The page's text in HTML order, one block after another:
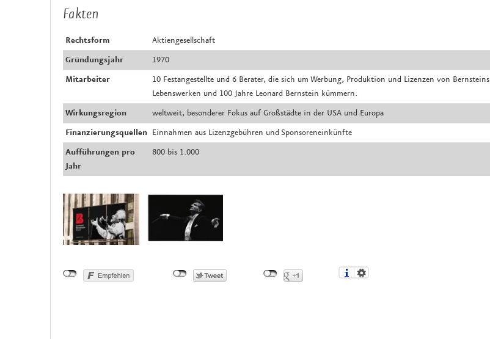
Fakten
Rechtsform
Aktiengesellschaft
Gründungsjahr
1970
Mitarbeiter
10 Festangestellte und 6 Berater, die sich um Werbung, Produktion und Lizenzen von Bernsteins
Lebenswerken und 100 Jahre Leonard Bernstein kümmern.
Wirkungsregion
weltweit, besonderer Fokus auf Großstädte in der USA und Europa
Finanzierungsquellen Einnahmen aus Lizenzgebühren und Sponsoreneinkünfte
Aufführungen pro
Jahr
800 bis 1.000